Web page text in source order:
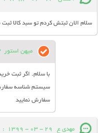
سلام الان ثبتش کردم تو سبد کالا
میهن استور
با سلام. اگر ثبت
سیستم شناسه
سفارش نمایید
مهدی ع 29 - 03 - 1399
: